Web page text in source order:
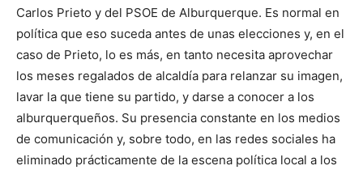
Carlos Prieto y del PSOE de Alburquerque. Es normal en
política que eso suceda antes de unas elecciones y, en el
caso de Prieto, lo es más, en tanto necesita aprovechar
los meses regalados de alcaldía para relanzar su imagen,
lavar la que tiene su partido, y darse a conocer a los
alburquerqueños. Su presencia constante en los medios
de comunicación y, sobre todo, en las redes sociales ha
eliminado prácticamente de la escena política local a los